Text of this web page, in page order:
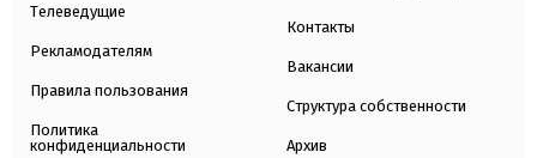
Телеведущие
Рекламодателям
Правила пользования
Политика
конфиденциальности
Контакты
Вакансии
Структура собственности
Архив